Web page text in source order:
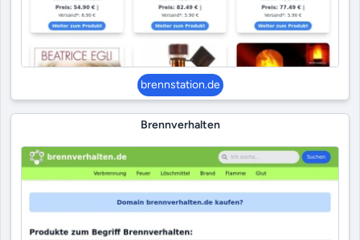
brennstation.de
Brennverhalten